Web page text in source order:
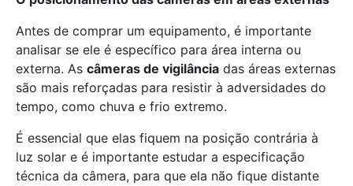
Antes de comprar um equipamento, é importante
analisar se ele é específico para área interna ou
externa. As câmeras de vigilância das áreas externas
são mais reforçadas para resistir à adversidades do
tempo, como chuva e frio extremo.
É essencial que elas fiquem na posição contrária à
luz solar e é importante estudar a especificação
técnica da câmera, para que ela não fique distante